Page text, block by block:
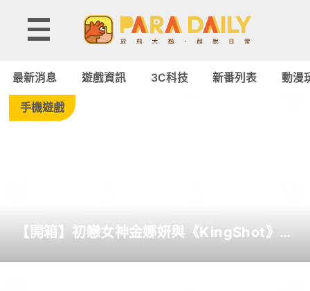
Tag:
意
-
遊
最新消息 遊戲資訊 3C科技 新番列表 動漫
手機遊戲
【開箱】初戀女神金娜妍與《KingShot》再